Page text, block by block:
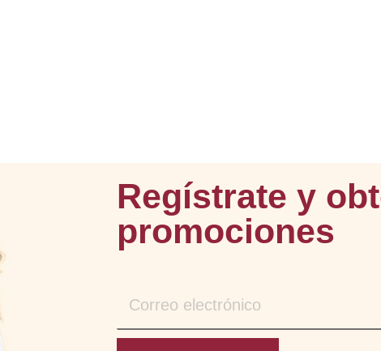
Regístrate y
promociones